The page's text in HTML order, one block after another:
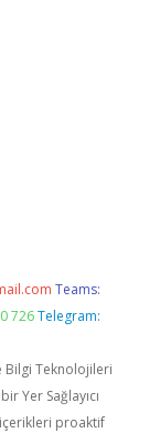
Teams:
726 Telegram:
Bilgi Teknolojileri
Yer Sağlayıcı
proaktif